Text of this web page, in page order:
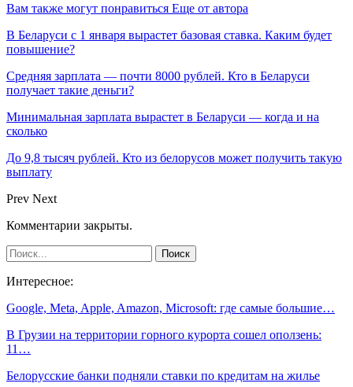
Вам также могут понравиться Еще от автора
В Беларуси с 1 января вырастет базовая ставка. Каким будет
повышение?
Средняя зарплата — почти 8000 рублей. Кто в Беларуси
получает такие деньги?
Минимальная зарплата вырастет в Беларуси — когда и на
сколько
До 9,8 тысяч рублей. Кто из белорусов может получить такую
выплату
Prev Next
Комментарии закрыты.
Интересное:
Google, Meta, Apple, Amazon, Microsoft: где самые большие…
В Грузии на территории горного курорта сошел оползень:
11…
Белорусские банки подняли ставки по кредитам на жилье